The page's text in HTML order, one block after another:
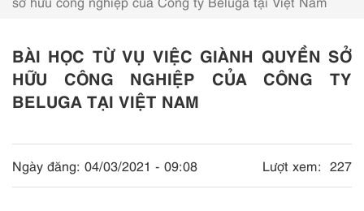
BÀI HỌC TỪ VỤ VIỆC GIÀNH QUYỀN SỞ
HỮU CÔNG NGHIỆP CỦA CÔNG TY
BELUGA TẠI VIỆT NAM
Ngày đăng: 04/03/2021 - 09:08 Lượt xem: 227